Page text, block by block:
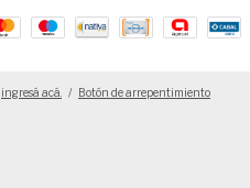
ingresá acá. / Botón de arrepentimiento